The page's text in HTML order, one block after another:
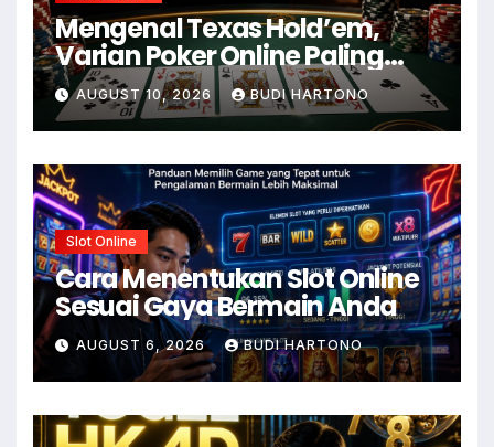
Mengenal Texas Hold’em,
Varian Poker Online Paling
Populer
AUGUST 10, 2026 BUDI HARTONO
Slot Online
Cara Menentukan Slot Online
Sesuai Gaya Bermain Anda
AUGUST 6, 2026 BUDI HARTONO